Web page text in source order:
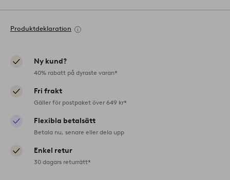
Produktdeklaration
Ny kund?
40% rabatt på dyraste varan*
Fri frakt
Gäller för postpaket över 649 kr*
Flexibla betalsätt
Betala nu, senare eller dela upp
Enkel retur
30 dagars returrätt*